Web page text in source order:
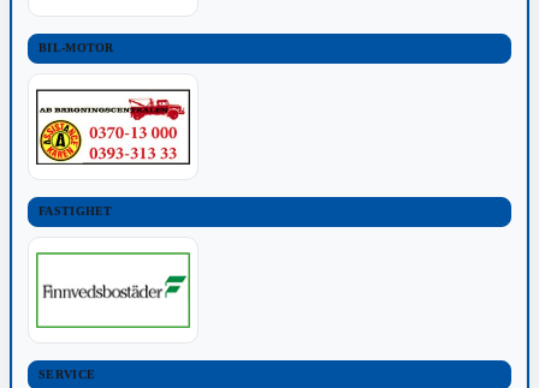
BIL-MOTOR
FASTIGHET
SERVICE